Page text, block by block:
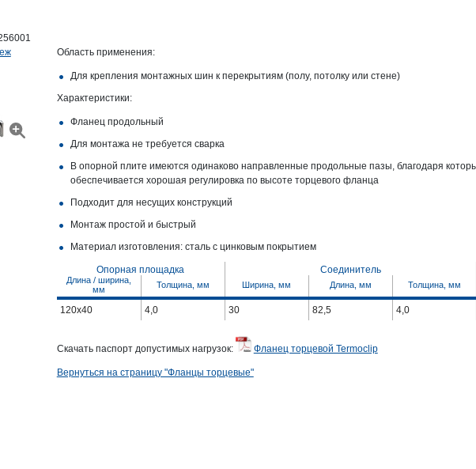
Область применения:
Для крепления монтажных шин к перекрытиям (полу, потолку или стене)
Характеристики:
Фланец продольный
Для монтажа не требуется сварка
В опорной плите имеются одинаково направленные продольные пазы, благодаря
обеспечивается хорошая регулировка по высоте торцевого фланца
Подходит для несущих конструкций
Монтаж простой и быстрый
Материал изготовления: сталь с цинковым покрытием
Опорная площадка Соединитель
Длина / ширина,
мм
Толщина, мм Ширина, мм Длина, мм Толщина, мм
120x40 4,0 30 82,5 4,0
Скачать паспорт допустимых нагрузок: Фланец торцевой Termoclip
Вернуться на страницу "Фланцы торцевые"